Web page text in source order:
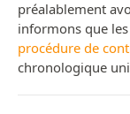
préalablement
informons que
procédure de
chronologique